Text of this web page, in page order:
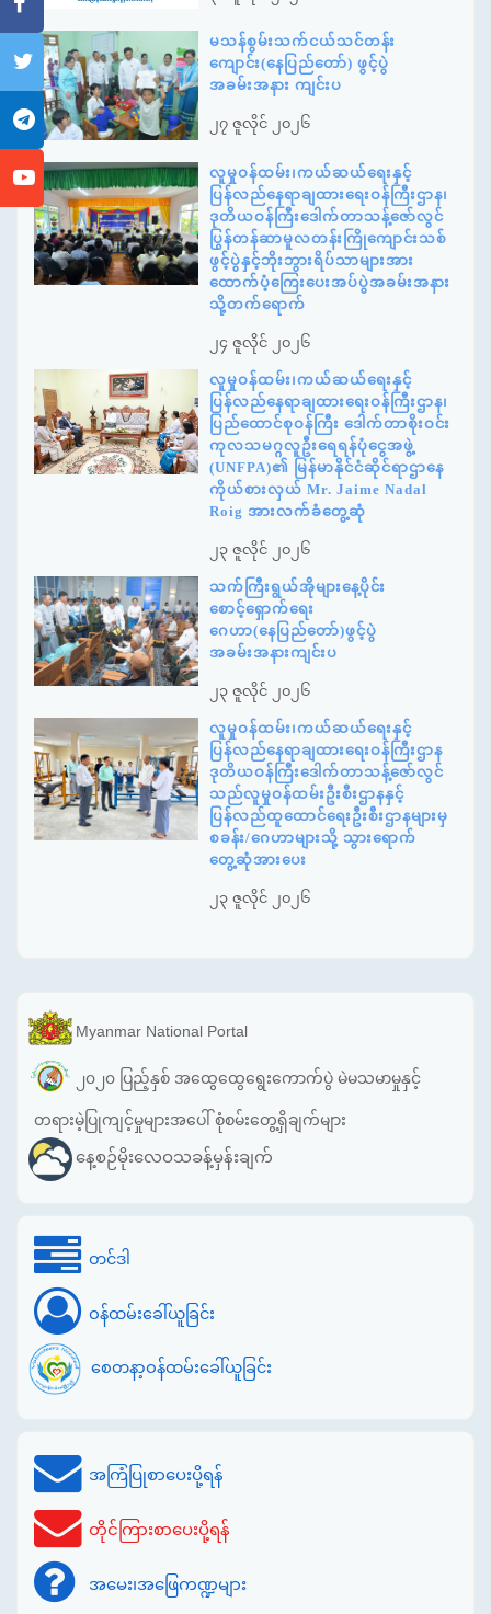
မသန်စွမ်းသက်ငယ်သင်တန်း
ကျောင်း(နေပြည်တော်) ဖွင့်ပွဲ
အခမ်းအနား ကျင်းပ
၂၇ ဇူလိုင် ၂၀၂၆
လူမှုဝန်ထမ်း၊ကယ်ဆယ်ရေးနှင့်
ပြန်လည်နေရာချထားရေးဝန်ကြီးဌာန၊
ဒုတိယဝန်ကြီးဒေါက်တာသန့်ဇော်လွင်
ပြွန်တန်ဆာမူလတန်းကြိုကျောင်းသစ်
ဖွင့်ပွဲနှင့်ဘိုးဘွားရိပ်သာများအား
ထောက်ပံ့ကြေးပေးအပ်ပွဲအခမ်းအနား
သို့တက်ရောက်
၂၄ ဇူလိုင် ၂၀၂၆
လူမှုဝန်ထမ်း၊ကယ်ဆယ်ရေးနှင့်
ပြန်လည်နေရာချထားရေးဝန်ကြီးဌာန၊
ပြည်ထောင်စုဝန်ကြီး ဒေါက်တာစိုးဝင်း
ကုလသမဂ္ဂလူဦးရေရန်ပုံငွေအဖွဲ့
(UNFPA)၏ မြန်မာနိုင်ငံဆိုင်ရာဌာနေ
ကိုယ်စားလှယ် Mr. Jaime Nadal
Roig အားလက်ခံတွေ့ဆုံ
၂၃ ဇူလိုင် ၂၀၂၆
သက်ကြီးရွယ်အိုများနေ့ပိုင်း
စောင့်ရှောက်ရေး
ဂေဟာ(နေပြည်တော်)ဖွင့်ပွဲ
အခမ်းအနားကျင်းပ
၂၃ ဇူလိုင် ၂၀၂၆
လူမှုဝန်ထမ်း၊ကယ်ဆယ်ရေးနှင့်
ပြန်လည်နေရာချထားရေးဝန်ကြီးဌာန
ဒုတိယဝန်ကြီးဒေါက်တာသန့်ဇော်လွင်
သည်လူမှုဝန်ထမ်းဦးစီးဌာနနှင့်
ပြန်လည်ထူထောင်ရေးဦးစီးဌာနများမှ
စခန်း/ဂေဟာများသို့ သွားရောက်
တွေ့ဆုံအားပေး
၂၃ ဇူလိုင် ၂၀၂၆
Myanmar National Portal
၂၀၂၀ ပြည့်နှစ် အထွေထွေရွေးကောက်ပွဲ မဲမသမာမှုနှင့်
တရားမဲ့ပြုကျင့်မှုများအပေါ် စုံစမ်းတွေ့ရှိချက်များ
နေ့စဉ်မိုးလေဝသခန့်မှန်းချက်
တင်ဒါ
ဝန်ထမ်းခေါ်ယူခြင်း
စေတနာ့ဝန်ထမ်းခေါ်ယူခြင်း
အကြံပြုစာပေးပို့ရန်
တိုင်ကြားစာပေးပို့ရန်
အမေး၊အဖြေကဏ္ဍများ